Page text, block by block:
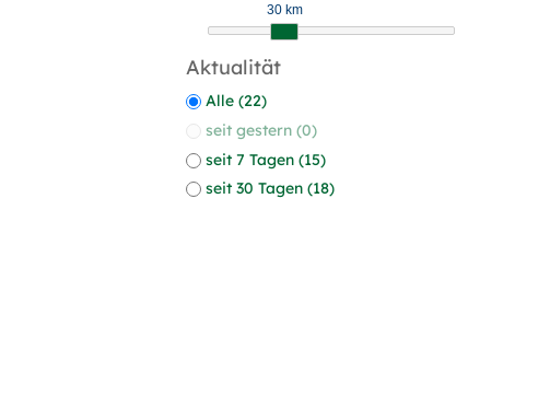
30 km
Aktualität
Alle (22)
seit gestern (0)
seit 7 Tagen (15)
seit 30 Tagen (18)